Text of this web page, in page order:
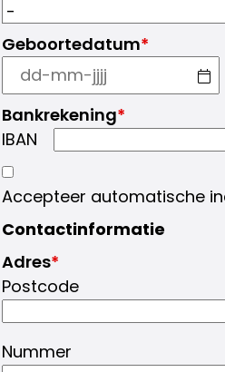
Geboortedatum*
Bankrekening*
IBAN
Accepteer automatische
Contactinformatie
Adres*
Postcode
Nummer